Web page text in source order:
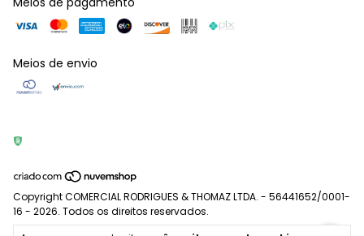
Meios de envio
Copyright COMERCIAL RODRIGUES & THOMAZ LTDA. - 56441652/0001-
16 - 2026. Todos os direitos reservados.